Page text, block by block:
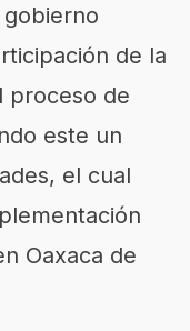
de la
proceso de
este un
el cual
Oaxaca de